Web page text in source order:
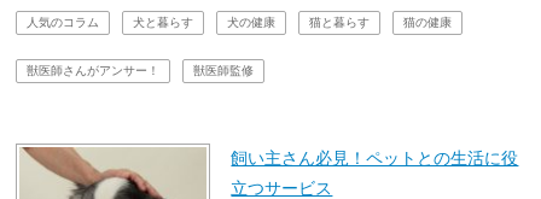
人気のコラム 犬と暮らす 犬の健康 猫と暮らす 猫の健康
獣医師さんがアンサー！ 獣医師監修
飼い主さん必見！ペットとの生活に役
立つサービス